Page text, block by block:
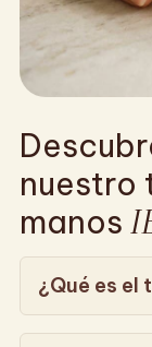
nuestro
manos
¿Qué es el